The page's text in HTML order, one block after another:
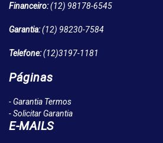
Financeiro:(12) 98178-6545
Garantia:(12) 98230-7584
Telefone:(12)3197-1181
Páginas
- Garantia Termos
- Solicitar Garantia
E-MAILS